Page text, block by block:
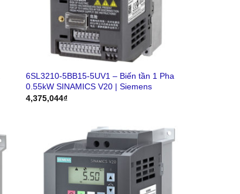
6SL3210-5BB15-5UV1 – Biến tần 1 Pha
0.55kW SINAMICS V20 | Siemens
4,375,044₫